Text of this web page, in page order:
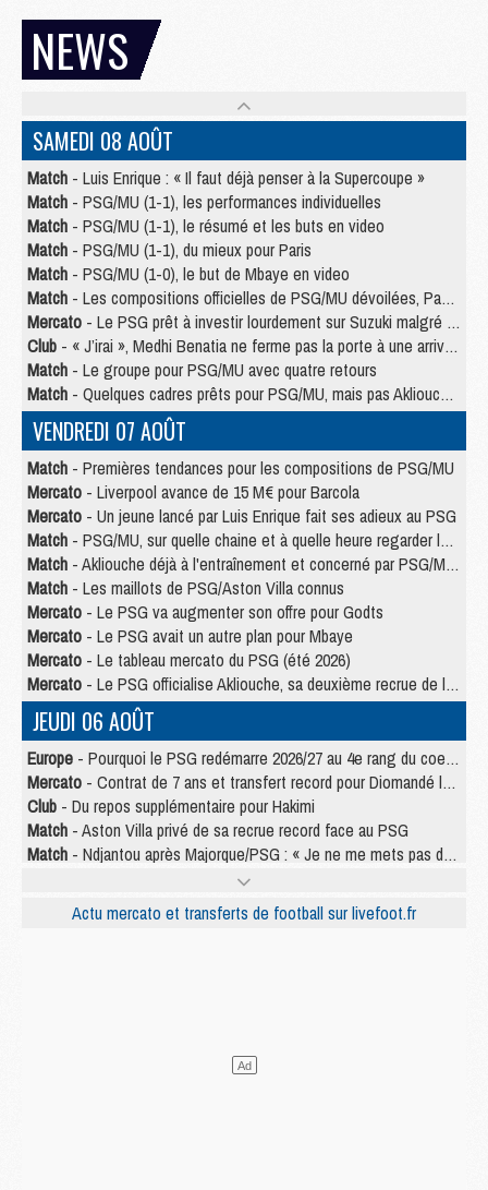
NEWS
SAMEDI 08 AOÛT
Match - Luis Enrique : « Il faut déjà penser à la Supercoupe »
Match - PSG/MU (1-1), les performances individuelles
Match - PSG/MU (1-1), le résumé et les buts en video
Match - PSG/MU (1-1), du mieux pour Paris
Match - PSG/MU (1-0), le but de Mbaye en video
Match - Les compositions officielles de PSG/MU dévoilées, Pacho titulaire
Mercato - Le PSG prêt à investir lourdement sur Suzuki malgré Safonov et Chevalier
Club - « J’irai », Medhi Benatia ne ferme pas la porte à une arrivée au PSG
Match - Le groupe pour PSG/MU avec quatre retours
Match - Quelques cadres prêts pour PSG/MU, mais pas Akliouche ?
VENDREDI 07 AOÛT
Match - Premières tendances pour les compositions de PSG/MU
Mercato - Liverpool avance de 15 M€ pour Barcola
Mercato - Un jeune lancé par Luis Enrique fait ses adieux au PSG
Match - PSG/MU, sur quelle chaine et à quelle heure regarder le match ?
Match - Akliouche déjà à l'entraînement et concerné par PSG/MU ?
Match - Les maillots de PSG/Aston Villa connus
Mercato - Le PSG va augmenter son offre pour Godts
Mercato - Le PSG avait un autre plan pour Mbaye
Mercato - Le tableau mercato du PSG (été 2026)
Mercato - Le PSG officialise Akliouche, sa deuxième recrue de l’été
JEUDI 06 AOÛT
Europe - Pourquoi le PSG redémarre 2026/27 au 4e rang du coefficient UEFA
Mercato - Contrat de 7 ans et transfert record pour Diomandé loin du PSG
Club - Du repos supplémentaire pour Hakimi
Match - Aston Villa privé de sa recrue record face au PSG
Match - Ndjantou après Majorque/PSG : « Je ne me mets pas de plafond »
- La deuxième recrue du PSG arrive
Mercato - Ferran Torres aurait enfin tranché entre le PSG et le Barça
- Rafel Pol « touché » par l'hommage reçu avant Majorque/PSG
- Majorque/PSG (3-0), reprise compliquée pour Paris
Actu mercato et transferts de football sur livefoot.fr